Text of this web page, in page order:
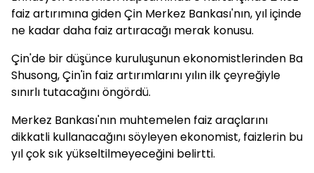
faiz artırımına giden Çin Merkez Bankası'nın, yıl içinde
ne kadar daha faiz artıracağı merak konusu.
Çin'de bir düşünce kuruluşunun ekonomistlerinden Ba
Shusong, Çin'in faiz artırımlarını yılın ilk çeyreğiyle
sınırlı tutacağını öngördü.
Merkez Bankası'nın muhtemelen faiz araçlarını
dikkatli kullanacağını söyleyen ekonomist, faizlerin bu
yıl çok sık yükseltilmeyeceğini belirtti.